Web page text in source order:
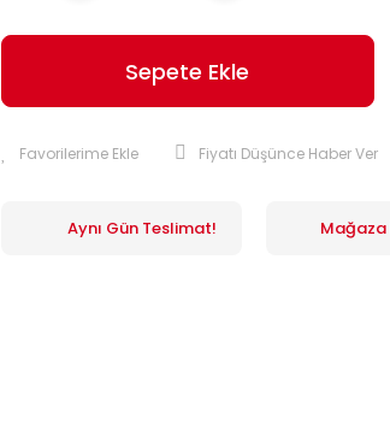
Sepete Ekle
Fiyatı Düşünce Haber Ver
Aynı Gün Teslimat! Mağaza